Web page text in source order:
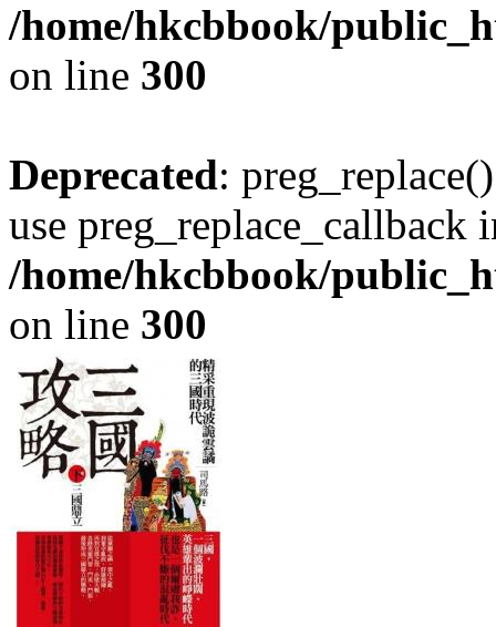
/home/hkcbbook/
on line 300
Deprecated:
use preg_replace_callback
/home/hkcbbook/
on line 300